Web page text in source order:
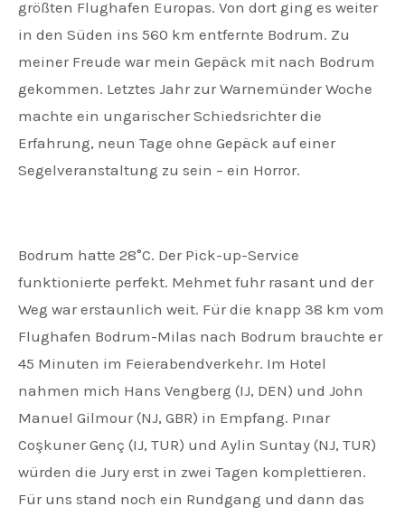
größten Flughafen Europas. Von dort ging es weiter
in den Süden ins 560 km entfernte Bodrum. Zu
meiner Freude war mein Gepäck mit nach Bodrum
gekommen. Letztes Jahr zur Warnemünder Woche
machte ein ungarischer Schiedsrichter die
Erfahrung, neun Tage ohne Gepäck auf einer
Segelveranstaltung zu sein – ein Horror.
Bodrum hatte 28°C. Der Pick-up-Service
funktionierte perfekt. Mehmet fuhr rasant und der
Weg war erstaunlich weit. Für die knapp 38 km vom
Flughafen Bodrum-Milas nach Bodrum brauchte er
45 Minuten im Feierabendverkehr. Im Hotel
nahmen mich Hans Vengberg (IJ, DEN) und John
Manuel Gilmour (NJ, GBR) in Empfang. Pınar
Coşkuner Genç (IJ, TUR) und Aylin Suntay (NJ, TUR)
würden die Jury erst in zwei Tagen komplettieren.
Für uns stand noch ein Rundgang und dann das